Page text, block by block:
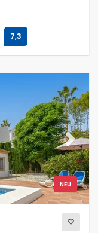
7,3
NEU
Next